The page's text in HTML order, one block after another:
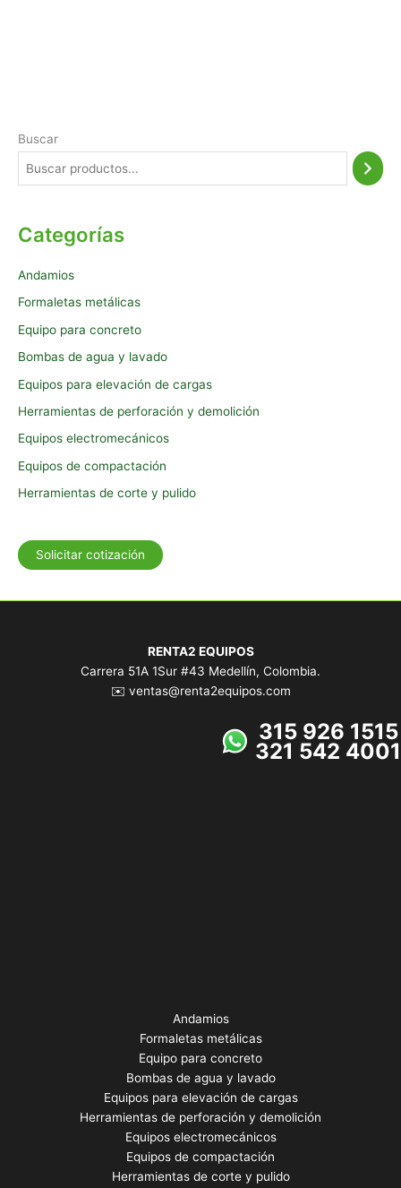
Buscar
Categorías
Andamios
Formaletas metálicas
Equipo para concreto
Bombas de agua y lavado
Equipos para elevación de cargas
Herramientas de perforación y demolición
Equipos electromecánicos
Equipos de compactación
Herramientas de corte y pulido
Solicitar cotización
RENTA2 EQUIPOS
Carrera 51A 1Sur #43 Medellín, Colombia.
✉️ ventas@renta2equipos.com
315 926 1515
321 542 4001
Andamios
Formaletas metálicas
Equipo para concreto
Bombas de agua y lavado
Equipos para elevación de cargas
Herramientas de perforación y demolición
Equipos electromecánicos
Equipos de compactación
Herramientas de corte y pulido